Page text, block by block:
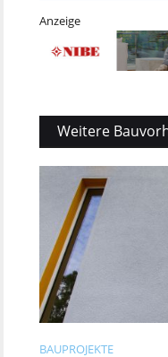
Anzeige
Weitere
BAUPROJEKTE